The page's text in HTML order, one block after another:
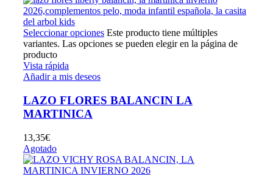
Seleccionar opciones Este producto tiene múltiples
variantes. Las opciones se pueden elegir en la página de
producto
Vista rápida
Añadir a mis deseos
LAZO FLORES BALANCIN LA
MARTINICA
13,35€
Agotado